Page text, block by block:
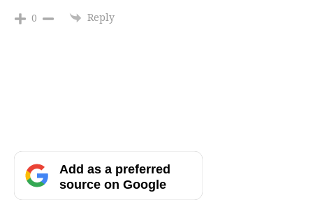
0 Reply
Add as a preferred
source on Google